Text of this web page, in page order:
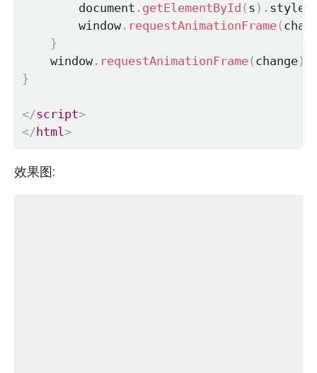
        document
. getElementById ( s ) . style
        window
. requestAnimationFrame(
}
    window
. requestAnimationFrame( change)
}
</script>
</ html>
效果图: